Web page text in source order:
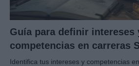
Guía para definir intereses
competencias en carreras
Identifica tus intereses y competencias